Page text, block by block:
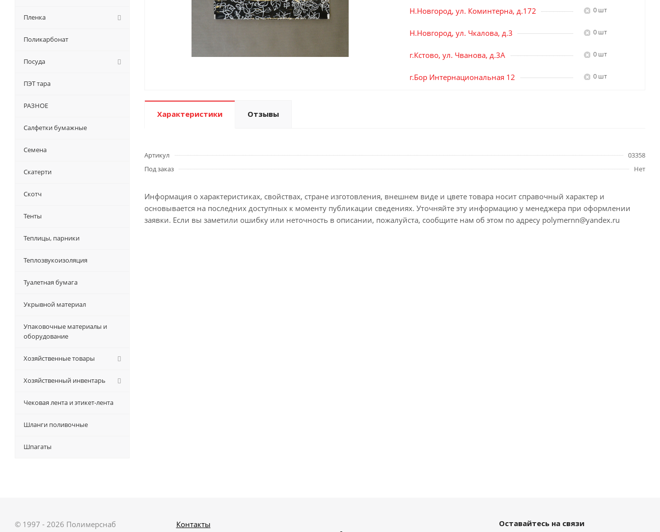
Н.Новгород, ул. Коминтерна, д.172 0 шт
Н.Новгород, ул. Чкалова, д.3 0 шт
г.Кстово, ул. Чванова, д.3А 0 шт
г.Бор Интернациональная 12 0 шт
Характеристики Отзывы
Артикул
03358
Под заказ
Нет
Информация о характеристиках, свойствах, стране изготовления, внешнем виде и цвете товара носит справочный характер и
основывается на последних доступных к моменту публикации сведениях. Уточняйте эту информацию у менеджера при оформлении
заявки. Если вы заметили ошибку или неточность в описании, пожалуйста, сообщите нам об этом по адресу polymernn@yandex.ru
Пленка
Поликарбонат
Посуда
ПЭТ тара
РАЗНОЕ
Салфетки бумажные
Семена
Скатерти
Скотч
Тенты
Теплицы, парники
Теплозвукоизоляция
Туалетная бумага
Укрывной материал
Упаковочные материалы и
оборудование
Хозяйственные товары
Хозяйственный инвентарь
Чековая лента и этикет-лента
Шланги поливочные
Шпагаты
© 1997 - 2026 Полимерснаб Контакты Оставайтесь на связи